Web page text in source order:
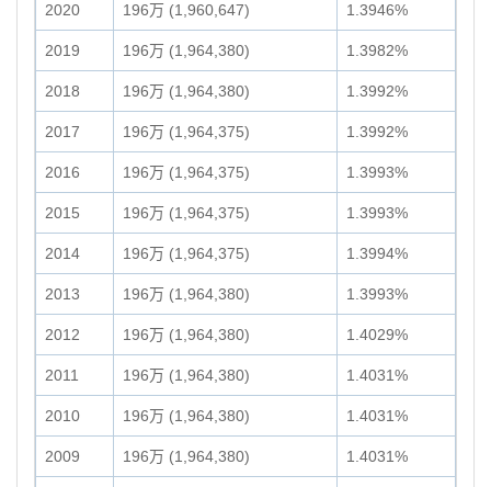
2020 196万 (1,960,647) 1.3946%
2019 196万 (1,964,380) 1.3982%
2018 196万 (1,964,380) 1.3992%
2017 196万 (1,964,375) 1.3992%
2016 196万 (1,964,375) 1.3993%
2015 196万 (1,964,375) 1.3993%
2014 196万 (1,964,375) 1.3994%
2013 196万 (1,964,380) 1.3993%
2012 196万 (1,964,380) 1.4029%
2011 196万 (1,964,380) 1.4031%
2010 196万 (1,964,380) 1.4031%
2009 196万 (1,964,380) 1.4031%